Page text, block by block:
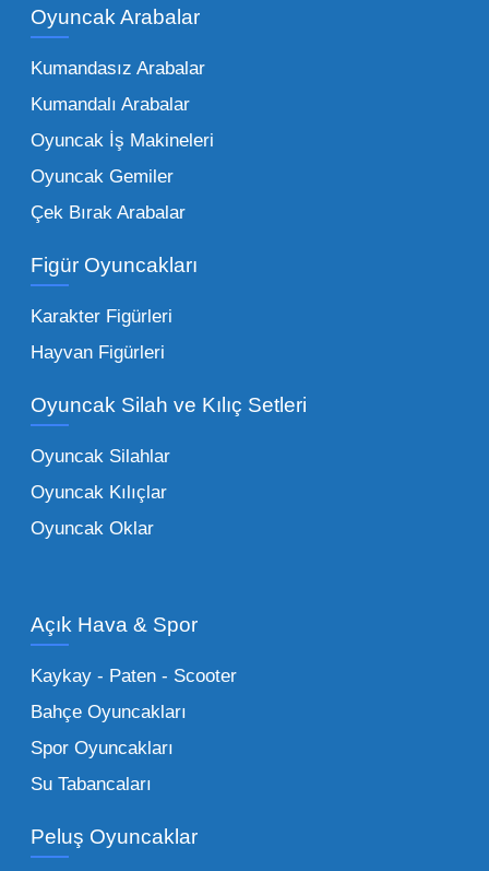
kadar zengindir. Bir mağazanın veya eğitim
çeşitliliği ile doğru orantılıdır. İşte Mega
Oyuncak bünyesinde öne çıkan ve en çok
tercih edilen kategorilerimiz:
Peluş Oyuncaklar:
vazgeçilmezi olan yumuşak dokulu sevilen
seçeneklerimizi keşfederek koleksiyonunuza
en sevilen karakterleri ekleyebilirsiniz.
Eğitici Setler:
tarafından tercih edilentoptan eğitici
ebeveynlerin son yıllarda en çok satın aldığı
ürün grupları arasında yer almaktadır.
Oyuncak Araçlar:
stok imkanımızla sunulmaktadır.
Küçük Oyuncaklar:
sağlayan toptan küçük oyuncaklar, bakkallar,
Bu kategorideki küçük oyuncaklar toptan
alımlarda çok düşük maliyetlerle yüksek
adetli stok yapmanıza olanak tanır. Özellikle
sürpriz paketler ve figürler, çocukların
Oyuncak Arabalar
Kumandasız Arabalar
Kumandalı Arabalar
Oyuncak İş Makineleri
Oyuncak Gemiler
Çek Bırak Arabalar
Figür Oyuncakları
Karakter Figürleri
Hayvan Figürleri
Oyuncak Silah ve Kılıç Setleri
Oyuncak Silahlar
Oyuncak Kılıçlar
Oyuncak Oklar
Açık Hava & Spor
Kaykay - Paten - Scooter
Bahçe Oyuncakları
Spor Oyuncakları
Su Tabancaları
Peluş Oyuncaklar